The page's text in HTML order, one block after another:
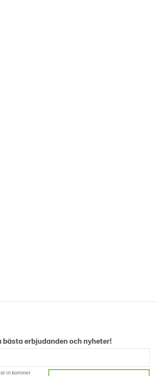
bästa erbjudanden och nyheter!
in kommer